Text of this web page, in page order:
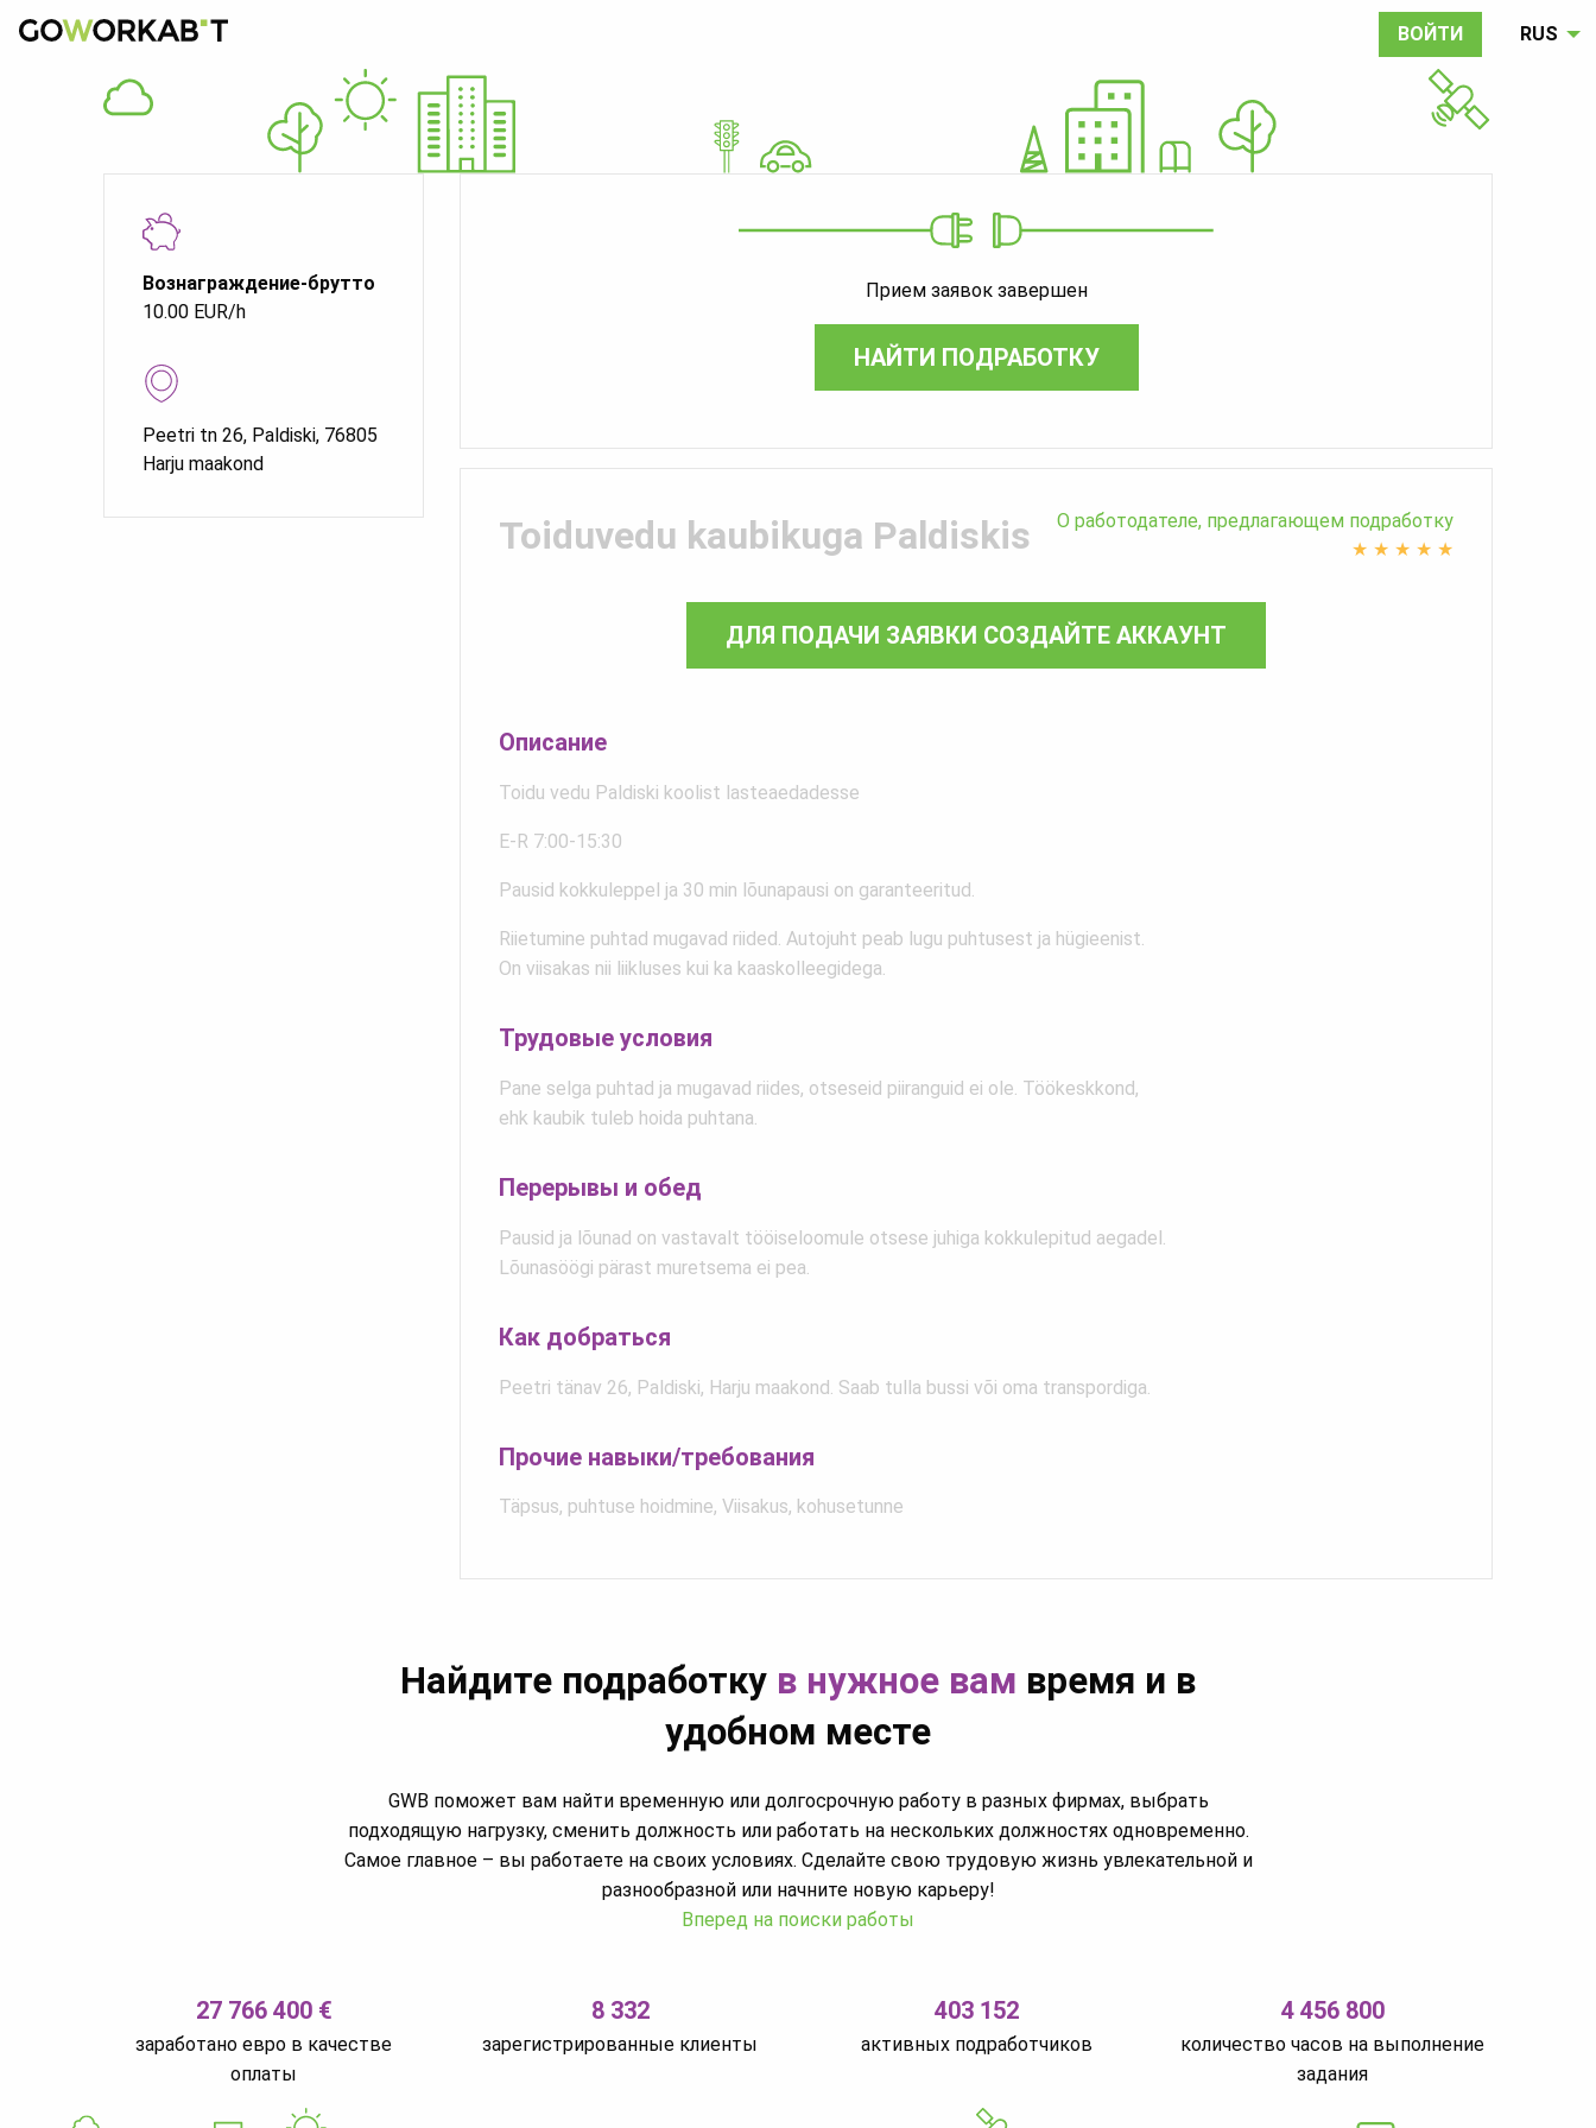
ВОЙТИ RUS
Вознаграждение-брутто
10.00 EUR/h
Peetri tn 26, Paldiski, 76805
Harju maakond
Прием заявок завершен
НАЙТИ ПОДРАБОТКУ
Toiduvedu kaubikuga Paldiskis
О работодателе, предлагающем подработку
★ ★ ★ ★ ★
ДЛЯ ПОДАЧИ ЗАЯВКИ СОЗДАЙТЕ АККАУНТ
Описание
Toidu vedu Paldiski koolist lasteaedadesse
E-R 7:00-15:30
Pausid kokkuleppel ja 30 min lõunapausi on garanteeritud.
Riietumine puhtad mugavad riided. Autojuht peab lugu puhtusest ja hügieenist.
On viisakas nii liikluses kui ka kaaskolleegidega.
Трудовые условия
Pane selga puhtad ja mugavad riides, otseseid piiranguid ei ole. Töökeskkond,
ehk kaubik tuleb hoida puhtana.
Перерывы и обед
Pausid ja lõunad on vastavalt tööiseloomule otsese juhiga kokkulepitud aegadel.
Lõunasöögi pärast muretsema ei pea.
Как добраться
Peetri tänav 26, Paldiski, Harju maakond. Saab tulla bussi või oma transpordiga.
Прочие навыки/требования
Täpsus, puhtuse hoidmine, Viisakus, kohusetunne
Найдите подработку в нужное вам время и в
удобном месте
GWB поможет вам найти временную или долгосрочную работу в разных фирмах, выбрать
подходящую нагрузку, сменить должность или работать на нескольких должностях одновременно.
Самое главное – вы работаете на своих условиях. Сделайте свою трудовую жизнь увлекательной и
разнообразной или начните новую карьеру!
Вперед на поиски работы
27 766 400 €
заработано евро в качестве
оплаты
8 332
зарегистрированные клиенты
403 152
активных подработчиков
4 456 800
количество часов на выполнение
задания